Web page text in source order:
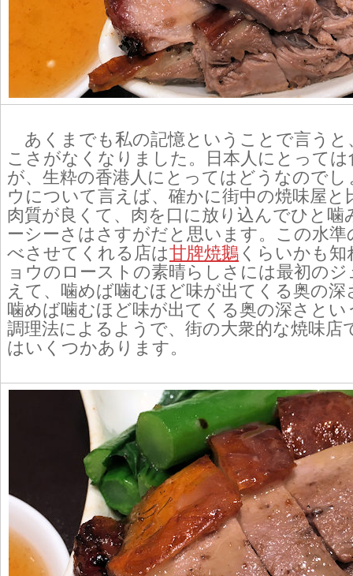
あくまでも私の記憶ということで言うと
こさがなくなりました。日本人にとって
が、生粋の香港人にとってはどうなので
ウについて言えば、確かに街中の焼味屋と
肉質が良くて、肉を口に放り込んでひと噛
ーシーさはさすがだと思います。この水
べさせてくれる店は甘牌焼鵝 くらいかも
ョウのローストの素晴らしさには最初の
えて、噛めば噛むほど味が出てくる奥の
噛めば噛むほど味が出てくる奥の深さと
調理法によるようで、街の大衆的な焼味店
はいくつかあります。